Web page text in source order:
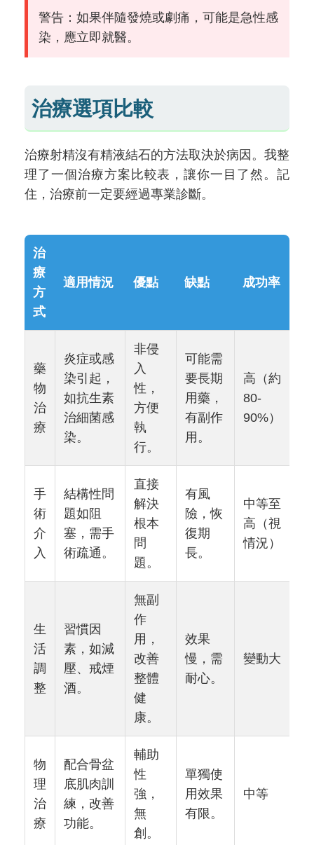
警告：如果伴隨發燒或劇痛，可能是急性感
染，應立即就醫。
治療選項比較
治療射精沒有精液結石的方法取決於病因。我整
理了一個治療方案比較表，讓你一目了然。記
住，治療前一定要經過專業診斷。
治
療
方
式
適用情況 優點 缺點 成功率
藥
物
治
療
炎症或感
染引起，
如抗生素
治細菌感
染。
非侵
入
性，
方便
執
行。
可能需
要長期
用藥，
有副作
用。
高（約
80-
90%）
手
術
介
入
結構性問
題如阻
塞，需手
術疏通。
直接
解決
根本
問
題。
有風
險，恢
復期
長。
中等至
高（視
情況）
生
活
調
整
習慣因
素，如減
壓、戒煙
酒。
無副
作
用，
改善
整體
健
康。
效果
慢，需
耐心。
變動大
物
理
治
療
配合骨盆
底肌肉訓
練，改善
功能。
輔助
性
強，
無
創。
單獨使
用效果
有限。
中等